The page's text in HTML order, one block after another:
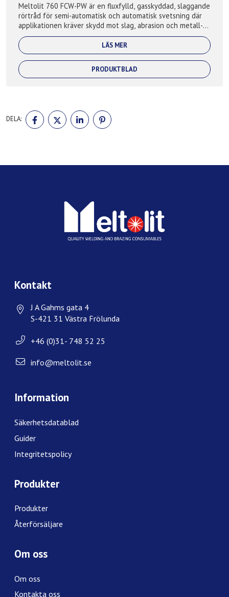
Meltolit 760 FCW-PW är en fluxfylld, gasskyddad, slaggande
rörtråd för semi-automatisk och automatisk svetsning där
applikationen kräver skydd mot slag, abrasion och metall-
metall slitage. Ger ett ...
LÄS MER
PRODUKTBLAD
DELA:
DELA
PÅ
FACEBOOK
DELA
PÅ
TWITTER
DELA
PÅ
LINKEDIN
PÅ
Kontakt
J A Gahms gata 4
S-421 31 Västra Frölunda
+46 (0)31- 748 52 25
info@meltolit.se
Information
Säkerhetsdatablad
Guider
Integritetspolicy
Produkter
Produkter
Återförsäljare
Om oss
Om oss
Kontakta oss